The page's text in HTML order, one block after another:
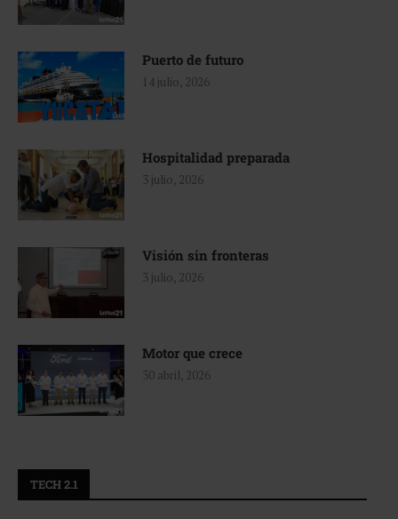
Puerto de futuro
14 julio, 2026
Hospitalidad preparada
3 julio, 2026
Visión sin fronteras
3 julio, 2026
Motor que crece
30 abril, 2026
TECH 2.1